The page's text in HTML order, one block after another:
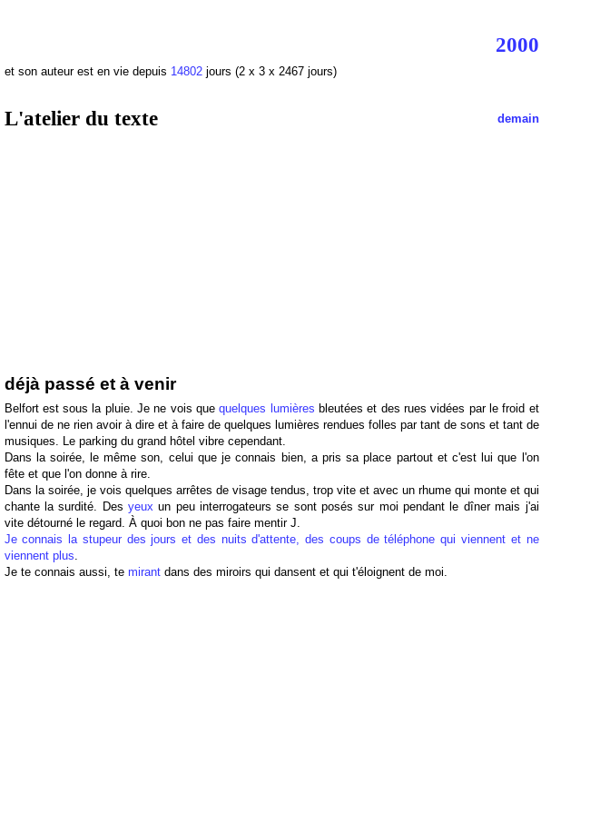
2000
et son auteur est en vie depuis 14802jours (2 x 3 x 2467 jours)
L'atelier du texte demain
déjà passé et à venir
Belfort est sous la pluie. Je ne vois quequelques lumières bleutées et des rues vidées par le froid et
l'ennui de ne rien avoir à dire et à faire de quelques lumières rendues folles par tant de sons et tant de
musiques. Le parking du grand hôtel vibre cependant.
Dans la soirée, le même son, celui que je connais bien, a pris sa place partout et c'est lui que l'on
fête et que l'on donne à rire.
Dans la soirée, je vois quelques arrêtes de visage tendus, trop vite et avec un rhume qui monte et qui
chante la surdité. Des yeux un peu interrogateurs se sont posés sur moi pendant le dîner mais j'ai
vite détourné le regard. À quoi bon ne pas faire mentir J.
Je connais la stupeur des jours et des nuits d'attente, des coups de téléphone qui viennent et ne
viennent plus.
Je te connais aussi, te mirantdans des miroirs qui dansent et qui t'éloignent de moi.